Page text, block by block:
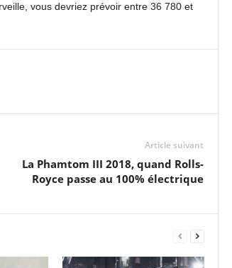
vous devriez prévoir entre 36 780 et
Article suivant
La Phamtom III 2018, quand Rolls-
Royce passe au 100% électrique